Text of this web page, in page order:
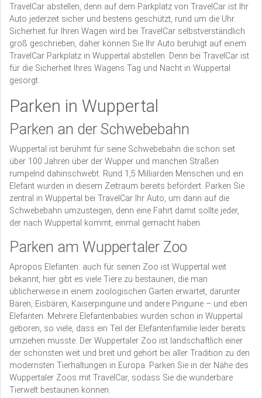
TravelCar abstellen, denn auf dem Parkplatz von TravelCar ist Ihr
Auto jederzeit sicher und bestens geschützt, rund um die Uhr.
Sicherheit für Ihren Wagen wird bei TravelCar selbstverständlich
groß geschrieben, daher können Sie Ihr Auto beruhigt auf einem
TravelCar Parkplatz in Wuppertal abstellen. Denn bei TravelCar ist
für die Sicherheit Ihres Wagens Tag und Nacht in Wuppertal
gesorgt.
Parken in Wuppertal
Parken an der Schwebebahn
Wuppertal ist berühmt für seine Schwebebahn die schon seit
über 100 Jahren über der Wupper und manchen Straßen
rumpelnd dahinschwebt. Rund 1,5 Milliarden Menschen und ein
Elefant wurden in diesem Zeitraum bereits befördert. Parken Sie
zentral in Wuppertal bei TravelCar Ihr Auto, um dann auf die
Schwebebahn umzusteigen, denn eine Fahrt damit sollte jeder,
der nach Wuppertal kommt, einmal gemacht haben.
Parken am Wuppertaler Zoo
Apropos Elefanten: auch für seinen Zoo ist Wuppertal weit
bekannt, hier gibt es viele Tiere zu bestaunen, die man
üblicherweise in einem zoologischen Garten erwartet, darunter
Bären, Eisbären, Kaiserpinguine und andere Pinguine – und eben
Elefanten. Mehrere Elefantenbabies wurden schon in Wuppertal
geboren, so viele, dass ein Teil der Elefantenfamilie leider bereits
umziehen musste. Der Wuppertaler Zoo ist landschaftlich einer
der schönsten weit und breit und gehört bei aller Tradition zu den
modernsten Tierhaltungen in Europa. Parken Sie in der Nähe des
Wuppertaler Zoos mit TravelCar, sodass Sie die wunderbare
Tierwelt bestaunen können.